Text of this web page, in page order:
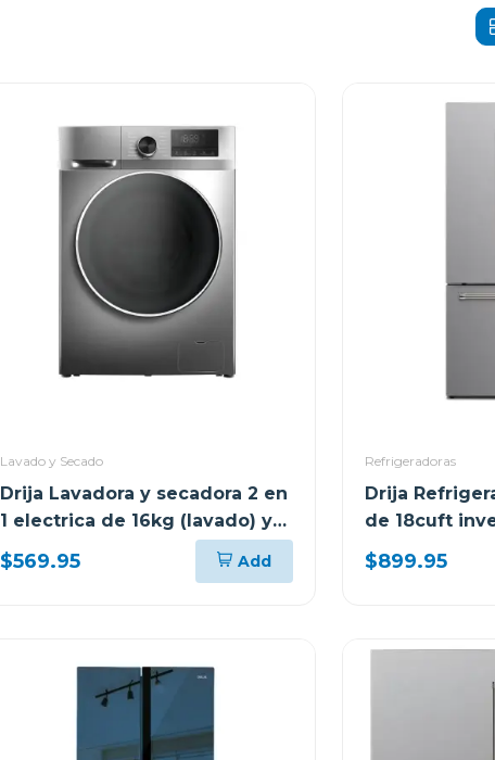
Lavado y Secado
Drija Lavadora y secadora 2 en
1 electrica de 16kg (lavado) y
9kg (secado) inverter
$569.95 Add
Refrigeradoras
Drija
de 18cuft
INOX18D3P
$899.95